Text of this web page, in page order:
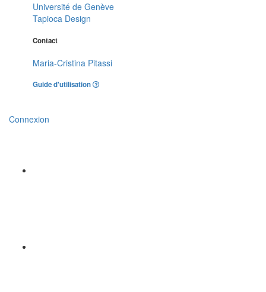
Université de Genève
Tapioca Design
Contact
Maria-Cristina Pitassi
Guide d'utilisation
Connexion